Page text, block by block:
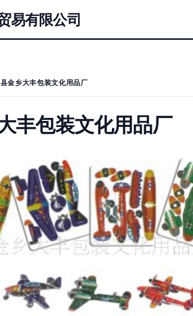
易有限公司
金乡大丰包装文化用品厂
丰包装文化用品厂